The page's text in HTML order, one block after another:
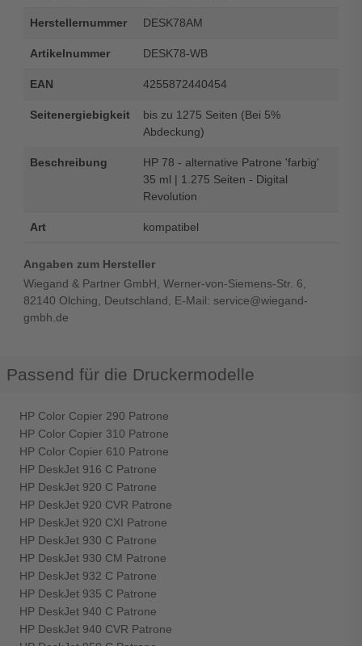
Herstellernummer DESK78AM
Artikelnummer DESK78-WB
EAN 4255872440454
Seitenergiebigkeit
bis zu 1275 Seiten (Bei 5%
Abdeckung)
Beschreibung
HP 78 - alternative Patrone 'farbig'
35 ml | 1.275 Seiten - Digital
Revolution
Art kompatibel
Angaben zum Hersteller
Wiegand & Partner GmbH, Werner-von-Siemens-Str. 6,
82140 Olching, Deutschland, E-Mail: service@wiegand-
gmbh.de
Passend für die Druckermodelle
HP Color Copier 290 Patrone
HP Color Copier 310 Patrone
HP Color Copier 610 Patrone
HP DeskJet 916 C Patrone
HP DeskJet 920 C Patrone
HP DeskJet 920 CVR Patrone
HP DeskJet 920 CXI Patrone
HP DeskJet 930 C Patrone
HP DeskJet 930 CM Patrone
HP DeskJet 932 C Patrone
HP DeskJet 935 C Patrone
HP DeskJet 940 C Patrone
HP DeskJet 940 CVR Patrone